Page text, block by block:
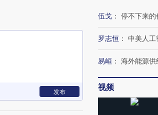
发布
伍戈 ： 停不下来的
罗志恒 ： 中美人工
易峘 ： 海外能源供
视频